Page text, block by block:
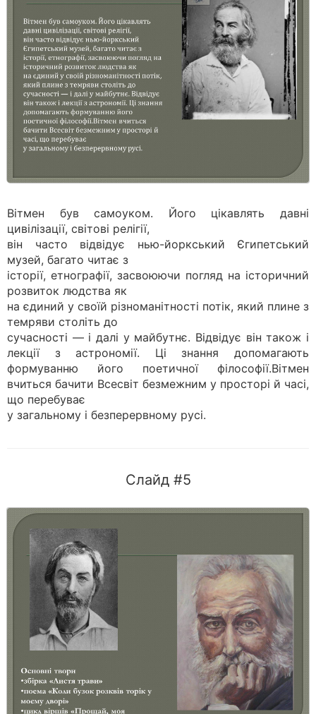
Вітмен був самоуком. Його цікавлять давні
цивілізації, світові релігії,
він часто відвідує нью-йоркський Єгипетський
музей, багато читає з
історії, етнографії, засвоюючи погляд на історичний
розвиток людства як
на єдиний у своїй різноманітності потік, який плине з
темряви століть до
сучасності — і далі у майбутнє. Відвідує він також і
лекції з астрономії. Ці знання допомагають
формуванню його поетичної філософії.Вітмен
вчиться бачити Всесвіт безмежним у просторі й часі,
що перебуває
у загальному і безперервному русі.
Слайд #5